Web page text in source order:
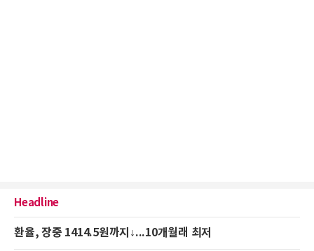
Headline
환율, 장중 1414.5원까지↓...10개월래 최저